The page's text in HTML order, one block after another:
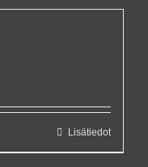
Lisätiedot